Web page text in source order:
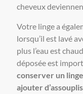
cheveux
Votre linge a
lorsqu’il est lavé
plus l’eau est
déposée est
conserver un
ajouter